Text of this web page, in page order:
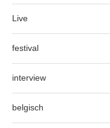
Live
festival
interview
belgisch